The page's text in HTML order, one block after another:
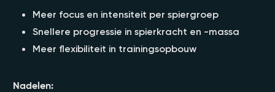
Meer focus en intensiteit per spiergroep
Snellere progressie in spierkracht en -massa
Meer flexibiliteit in trainingsopbouw
Nadelen: